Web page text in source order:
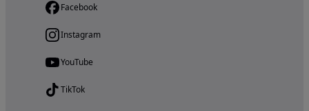
Facebook
Instagram
YouTube
TikTok